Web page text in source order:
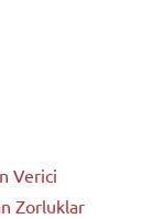
Verici
Zorluklar